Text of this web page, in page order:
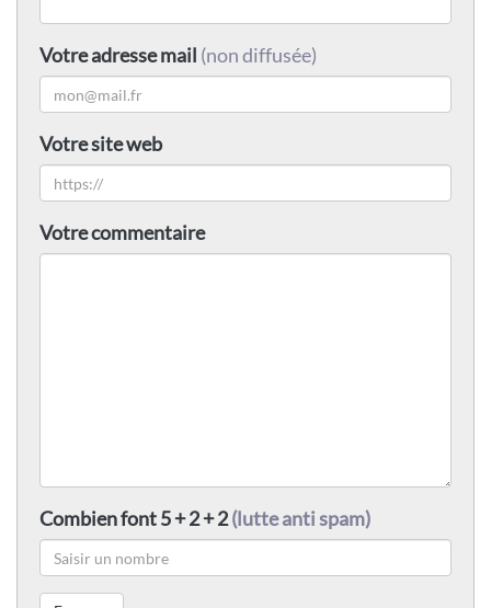
Votre adresse mail (non diffusée)
Votre site web
Votre commentaire
Combien font 5 + 2 + 2(lutte anti spam)